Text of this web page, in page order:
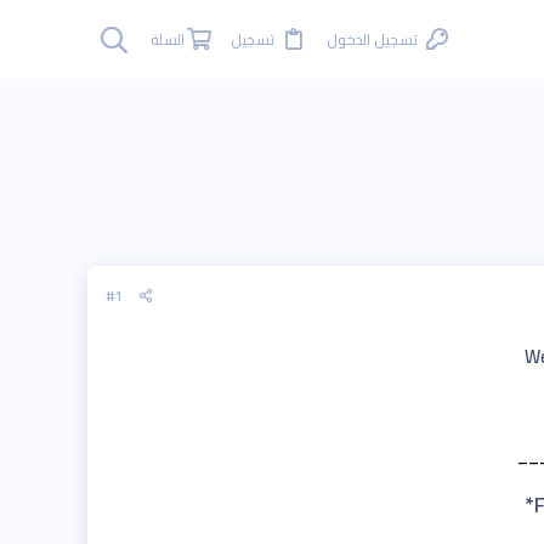
تسجيل الدخول تسجيل السلة
#1